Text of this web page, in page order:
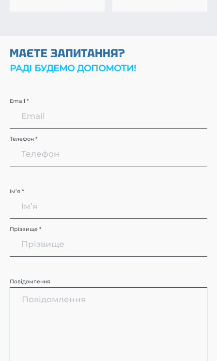
МАЄТЕ ЗАПИТАННЯ?
РАДІ БУДЕМО ДОПОМОТИ!
Email *
Телефон *
Імʼя *
Прізвище *
Повідомлення